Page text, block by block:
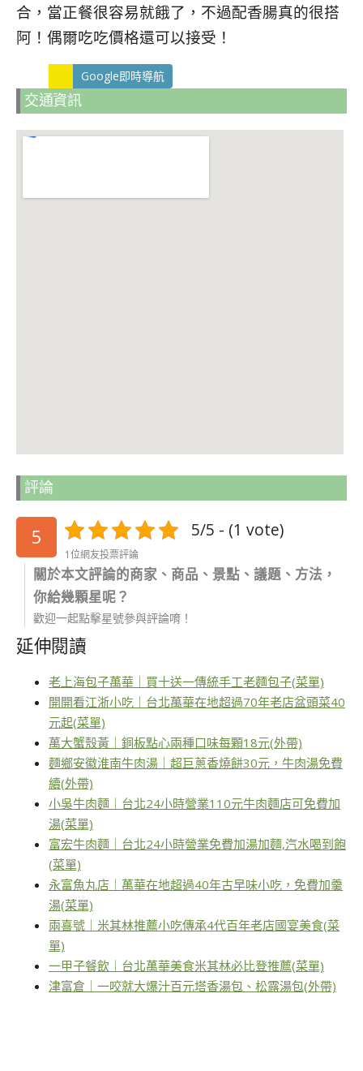
合，當正餐很容易就餓了，不過配香腸真的很搭
阿！偶爾吃吃價格還可以接受！
Google即時導航
交通資訊
評論
5 5/5 - (1 vote)
1位網友投票評論
關於本文評論的商家、商品、景點、議題、方法，
你給幾顆星呢？
歡迎一起點擊星號參與評論唷！
延伸閱讀
老上海包子萬華｜買十送一傳統手工老麵包子(菜單)
開開看江浙小吃｜台北萬華在地超過70年老店盆頭菜40
元起(菜單)
萬大蟹殼黃｜銅板點心兩種口味每顆18元(外帶)
麵鄉安徽淮南牛肉湯｜超巨蔥香燒餅30元，牛肉湯免費
續(外帶)
小吳牛肉麵｜台北24小時營業110元牛肉麵店可免費加
湯(菜單)
富宏牛肉麵｜台北24小時營業免費加湯加麵,汽水喝到飽
(菜單)
永富魚丸店｜萬華在地超過40年古早味小吃，免費加羹
湯(菜單)
兩喜號｜米其林推薦小吃傳承4代百年老店國宴美食(菜
單)
一甲子餐飲｜台北萬華美食米其林必比登推薦(菜單)
津富倉｜一咬就大爆汁百元塔香湯包、松露湯包(外帶)